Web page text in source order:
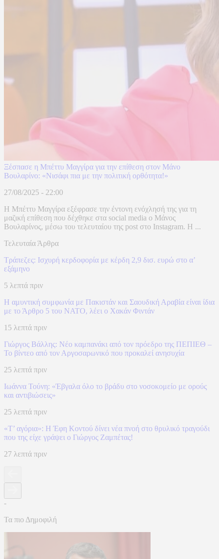
Ξέσπασε η Μπέττυ Μαγγίρα για την επίθεση στον Μάνο
Βουλαρίνο: «Νισάφι πια με την πολιτική ορθότητα!»
27/08/2025 - 22:00
Η Μπέττυ Μαγγίρα εξέφρασε την έντονη ενόχλησή της για τη
μαζική επίθεση που δέχθηκε στα social media ο Μάνος
Βουλαρίνος, μέσω του τελευταίου της post στο Instagram. Η ...
Τελευταία Άρθρα
Τράπεζες: Ισχυρή κερδοφορία με κέρδη 2,9 δισ. ευρώ στο α’
εξάμηνο
5 λεπτά πριν
Η αμυντική συμφωνία με Πακιστάν και Σαουδική Αραβία είναι ίδια
με το Άρθρο 5 του ΝΑΤΟ, λέει ο Χακάν Φιντάν
15 λεπτά πριν
Γιώργος Βάλλης: Νέο καμπανάκι από τον πρόεδρο της ΠΕΠΙΕΘ –
Το βίντεο από τον Αργοσαρωνικό που προκαλεί ανησυχία
25 λεπτά πριν
Ιωάννα Τούνη: «Έβγαλα όλο το βράδυ στο νοσοκομείο με ορούς
και αντιβιώσεις»
25 λεπτά πριν
«Τ’ αγόρια»: Η Έφη Κοντού δίνει νέα πνοή στο θρυλικό τραγούδι
που της είχε γράψει ο Γιώργος Ζαμπέτας!
27 λεπτά πριν
-
Τα πιο Δημοφιλή